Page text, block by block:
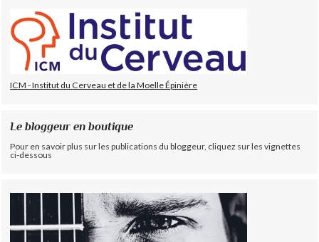
ICM - Institut du Cerveau et de la Moelle Épinière
Le bloggeur en boutique
Pour en savoir plus sur les publications du bloggeur, cliquez sur les vignettes
ci-dessous